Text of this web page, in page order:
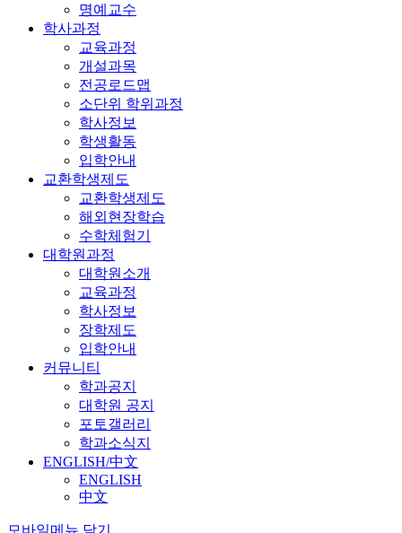
명예교수
학사과정
교육과정
개설과목
전공로드맵
소단위 학위과정
학사정보
학생활동
입학안내
교환학생제도
교환학생제도
해외현장학습
수학체험기
대학원과정
대학원소개
교육과정
학사정보
장학제도
입학안내
커뮤니티
학과공지
대학원 공지
포토갤러리
학과소식지
ENGLISH/中文
ENGLISH
中文
모바일메뉴 닫기